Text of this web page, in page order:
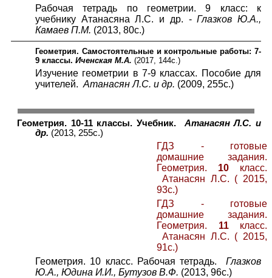
Рабочая тетрадь по геометрии. 9 класс: к
учебнику Атанасяна Л.С. и др. -Глазков Ю.А.,
Камаев П.М. (2013, 80с.)
Геометрия. Самостоятельные и контрольные работы: 7-
9 классы. Иченская М.А. (2017, 144с.)
Изучение геометрии в 7-9 классах. Пособие для
учителей. Атанасян Л.С. и др. (2009, 255с.)
Геометрия. 10-11 классы. Учебник.
Атанасян Л.С. и
др. (2013, 255с.)
ГДЗ - готовые
домашние задания.
Геометрия. 10 класс.
Атанасян Л.С. ( 2015,
93с.)
ГДЗ - готовые
домашние задания.
Геометрия. 11класс.
Атанасян Л.С. ( 2015,
91с.)
Геометрия. 10 класс. Рабочая тетрадь. Глазков
Ю.А., Юдина И.И., Бутузов В.Ф. (2013, 96с.)